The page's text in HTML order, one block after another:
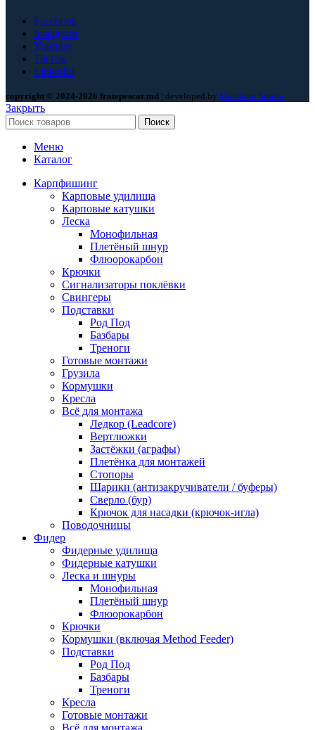
Facebook
Instagram
Youtube
TikTok
LinkedId
copyright © 2024-2026 fratepescar.md | developed by Mandarin Studio
Закрыть
Поиск
Меню
Каталог
Карпфишинг
Карповые удилища
Карповые катушки
Леска
Монофильная
Плетёный шнур
Флюорокарбон
Крючки
Сигнализаторы поклёвки
Свингеры
Подставки
Род Под
Базбары
Треноги
Готовые монтажи
Грузила
Кормушки
Кресла
Всё для монтажа
Ледкор (Leadcore)
Вертлюжки
Застёжки (аграфы)
Плетёнка для монтажей
Стопоры
Шарики (антизакручиватели / буферы)
Сверло (бур)
Крючок для насадки (крючок-игла)
Поводочницы
Фидер
Фидерные удилища
Фидерные катушки
Леска и шнуры
Монофильная
Плетёный шнур
Флюорокарбон
Крючки
Кормушки (включая Method Feeder)
Подставки
Род Под
Базбары
Треноги
Кресла
Готовые монтажи
Всё для монтажа